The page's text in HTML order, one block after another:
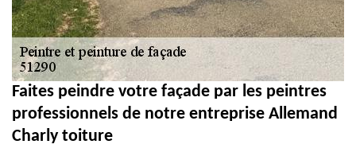
Faites peindre votre façade par les peintres
professionnels de notre entreprise Allemand
Charly toiture